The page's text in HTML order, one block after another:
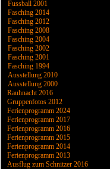
Fussball 2001
Fasching 2014
Fasching 2012
Fasching 2008
Fasching 2004
Fasching 2002
Fasching 2001
Fasching 1994
Ausstellung 2010
Ausstellung 2000
Rauhnacht 2016
Gruppenfotos 2012
Ferienprogramm 2024
Ferienprogramm 2017
Ferienprogramm 2016
Ferienprogramm 2015
Ferienprogramm 2014
Ferienprogramm 2013
Ausflug zum Schnitzer 2016